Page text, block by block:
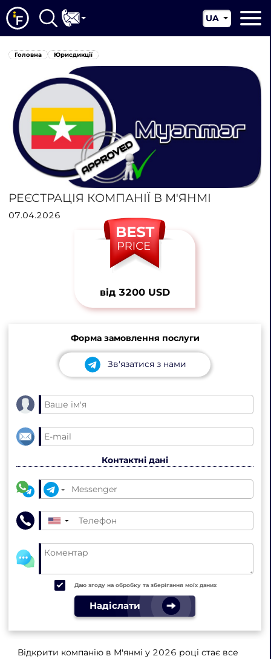
Про нас
Новини
Юрисдикції
UA
EN
Головна Юрисдикції
РЕЄСТРАЦІЯ КОМПАНІЇ В М'ЯНМІ
07.04.2026
від 3200 USD
Форма замовлення послуги
Зв'язатися з нами
Контактні дані
▼
Даю згоду на обробку та зберігання моїх даних
Надіслати
Відкрити компанію в М'янмі у 2026 році стає все